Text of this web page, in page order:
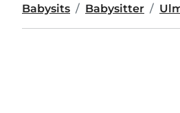
Babysits Babysitter